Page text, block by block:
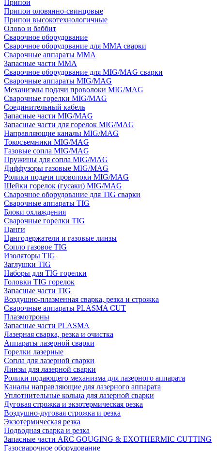
Припои
Припои оловянно-свинцовые
Припои высокотехнологичные
Олово и баббит
Сварочное оборудование
Сварочное оборудование для MMA сварки
Сварочные аппараты MMA
Запасные части MMA
Сварочное оборудование для MIG/MAG сварки
Сварочные аппараты MIG/MAG
Механизмы подачи проволоки MIG/MAG
Сварочные горелки MIG/MAG
Соединительный кабель
Запасные части MIG/MAG
Запасные части для горелок MIG/MAG
Направляющие каналы MIG/MAG
Токосъемники MIG/MAG
Газовые сопла MIG/MAG
Пружины для сопла MIG/MAG
Диффузоры газовые MIG/MAG
Ролики подачи проволоки MIG/MAG
Шейки горелок (гусаки) MIG/MAG
Сварочное оборудование для TIG сварки
Сварочные аппараты TIG
Блоки охлаждения
Сварочные горелки TIG
Цанги
Цангодержатели и газовые линзы
Сопло газовое TIG
Изоляторы TIG
Заглушки TIG
Наборы для TIG горелки
Головки TIG горелок
Запасные части TIG
Воздушно-плазменная сварка, резка и строжка
Сварочные аппараты PLASMA CUT
Плазмотроны
Запасные части PLASMA
Лазерная сварка, резка и очистка
Аппараты лазерной сварки
Горелки лазерные
Сопла для лазерной сварки
Линзы для лазерной сварки
Ролики подающего механизма для лазерного аппарата
Каналы направляющие для лазерного аппарата
Уплотнительные кольца для лазерной сварки
Дуговая строжка и экзотермическая резка
Воздушно-дуговая строжка и резка
Экзотермическая резка
Подводная сварка и резка
Запасные части ARC GOUGING & EXOTHERMIC CUTTING
Газосварочное оборудование